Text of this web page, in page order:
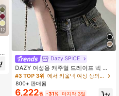
12
Dazy SPICE
DAZY 여성용 캐주얼 드레이프 넥 화
이트 티셔츠, 데이트, 결혼식, 휴가에
우아한, 슬림핏 시어 메쉬 반팔 탑, 봄
& 여름
#3 TOP 3위
에서 카울넥 여성 상의, 블라우스 & 티
800+ 판매됨
6,222원 -31% 마지막 3일